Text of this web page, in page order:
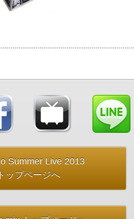
Summer Live 2013
トップページへ